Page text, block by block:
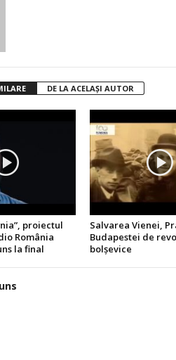
DE LA ACELAȘI AUTOR
proiectul
România
la final
Salvarea Vienei,
Budapestei de
bolşevice